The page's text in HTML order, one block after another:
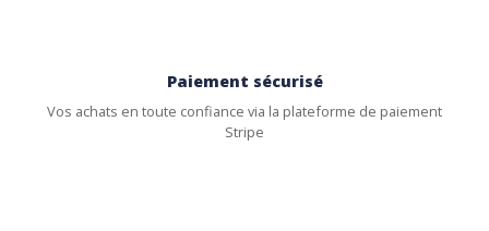
Paiement sécurisé
Vos achats en toute confiance via la plateforme de paiement
Stripe